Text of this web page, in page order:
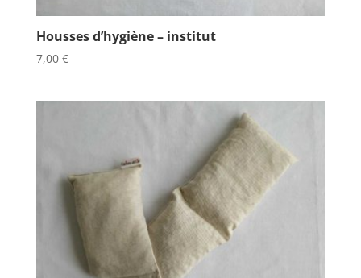
Housses d’hygiène – institut
7,00 €